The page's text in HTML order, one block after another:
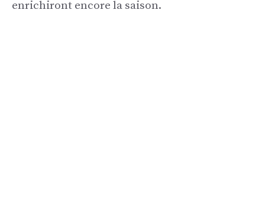
enrichiront encore la saison.